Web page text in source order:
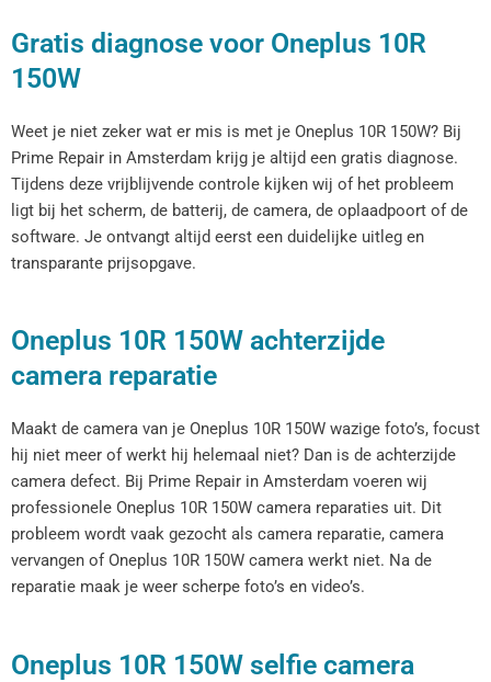
Gratis diagnose voor Oneplus 10R
150W
Weet je niet zeker wat er mis is met je Oneplus 10R 150W? Bij
Prime Repair in Amsterdam krijg je altijd een gratis diagnose.
Tijdens deze vrijblijvende controle kijken wij of het probleem
ligt bij het scherm, de batterij, de camera, de oplaadpoort of de
software. Je ontvangt altijd eerst een duidelijke uitleg en
transparante prijsopgave.
Oneplus 10R 150W achterzijde
camera reparatie
Maakt de camera van je Oneplus 10R 150W wazige foto’s, focust
hij niet meer of werkt hij helemaal niet? Dan is de achterzijde
camera defect. Bij Prime Repair in Amsterdam voeren wij
professionele Oneplus 10R 150W camera reparaties uit. Dit
probleem wordt vaak gezocht als camera reparatie, camera
vervangen of Oneplus 10R 150W camera werkt niet. Na de
reparatie maak je weer scherpe foto’s en video’s.
Oneplus 10R 150W selfie camera